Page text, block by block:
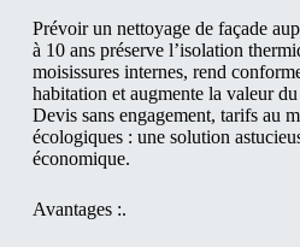
Prévoir un nettoyage de façade
à 10 ans préserve l’isolation
moisissures internes, rend
habitation et augmente la valeur
Devis sans engagement, tarifs au
écologiques : une solution
économique.
Avantages :.